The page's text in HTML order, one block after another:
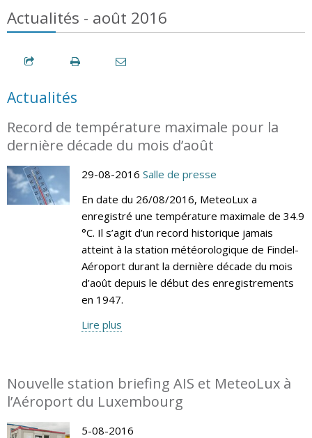
Actualités - août 2016
Actualités
Record de température maximale pour la
dernière décade du mois d’août
29-08-2016 Salle de presse
En date du 26/08/2016, MeteoLux a
enregistré une température maximale de 34.9
°C. Il s’agit d’un record historique jamais
atteint à la station météorologique de Findel-
Aéroport durant la dernière décade du mois
d’août depuis le début des enregistrements
en 1947.
Lire plus
Nouvelle station briefing AIS et MeteoLux à
l’Aéroport du Luxembourg
5-08-2016